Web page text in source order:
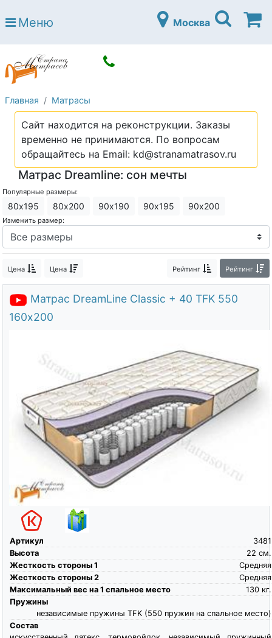
Страна матрасов
Open submenu (Матрасы)
Open submenu (Кровати)
Кровати
Open submenu (Аксессуары)
Open submenu (Диваны)
Диваны
Open submenu (Постельное белье)
Постельное белье
Open submenu (Мебель)
Мебель
Open submenu (Основания)
Основания
Open submenu (Детские матрасы)
Детские матрасы
Open submenu (Детские кровати)
Open submenu (Шкафы)
Шкафы
Контакты
Меню Москва
Главная Матрасы
Сайт находится на реконструкции. Заказы
временно не принимаются. По вопросам
обращайтесь на Email: kd@stranamatrasov.ru
Матрас Dreamline: сон мечты
Популярные размеры:
80х195 80х200 90х190 90х195 90х200
Изменить размер:
Цена Цена Рейтинг Рейтинг
Матрас DreamLine Classic + 40 TFK 550
160х200
Артикул
3481
Высота
см.
22
Жесткость стороны 1
Средняя
Жесткость стороны 2
Средняя
Максимальный вес на 1 спальное место
кг.
130
Пружины
независимые пружины TFK (550 пружин на спальное место)
Состав